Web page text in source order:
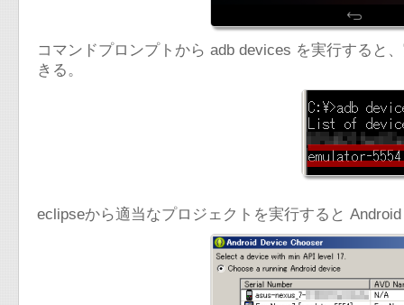
コマンドプロンプトから adb devices を実行すると
きる。
eclipseから適当なプロジェクトを実行すると